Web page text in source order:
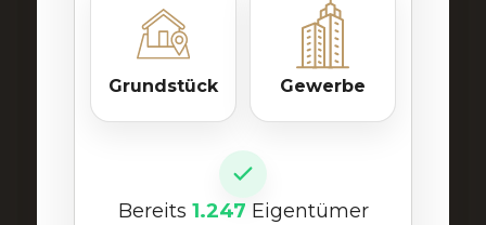
Grundstück Gewerbe
Bereits 1.247 Eigentümer